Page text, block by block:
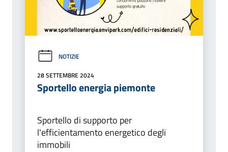
NOTIZIE
28 SETTEMBRE 2024
Sportello energia piemonte
Sportello di supporto per
l'efficientamento energetico degli
immobili